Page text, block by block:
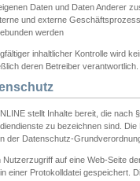
Daten und Daten Anderer
und externe
werden
inhaltlicher Kontrolle wird
deren Betreiber verantwortlich.
stellt Inhalte bereit, die nach
zu bezeichnen sind.
der Datenschutz-
Nutzerzugriff auf eine Web-Seite
einer Protokolldatei gespeichert.